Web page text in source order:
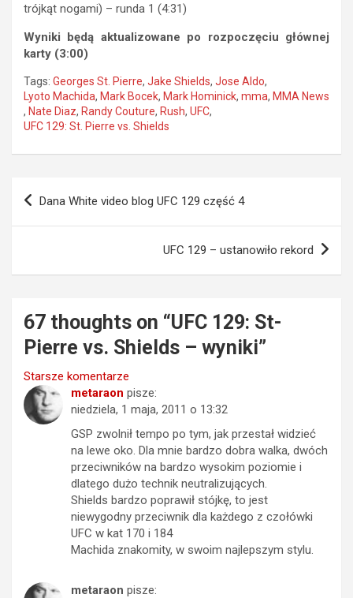
trójkąt nogami) – runda 1 (4:31)
Wyniki będą aktualizowane po rozpoczęciu głównej
karty (3:00)
Tags: Georges St. Pierre, Jake Shields, Jose Aldo,
Lyoto Machida, Mark Bocek, Mark Hominick, mma, MMA News
, Nate Diaz, Randy Couture, Rush, UFC,
UFC 129: St. Pierre vs. Shields
Nawigacja
Dana White video blog UFC 129 część 4
UFC 129 – ustanowiło rekord
67 thoughts on “UFC 129: St-
Pierre vs. Shields – wyniki”
Nawigacja
komentarzy
Starsze komentarze
metaraon pisze:
niedziela, 1 maja, 2011 o 13:32
GSP zwolnił tempo po tym, jak przestał widzieć
na lewe oko. Dla mnie bardzo dobra walka, dwóch
przeciwników na bardzo wysokim poziomie i
dlatego dużo technik neutralizujących.
Shields bardzo poprawił stójkę, to jest
niewygodny przeciwnik dla każdego z czołówki
UFC w kat 170 i 184
Machida znakomity, w swoim najlepszym stylu.
metaraon pisze: